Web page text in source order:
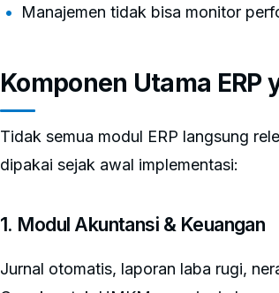
Manajemen tidak bisa monitor
Komponen Utama
Tidak semua modul ERP langsung
dipakai sejak awal implementasi:
1. Modul Akuntansi & Keuangan
Jurnal otomatis, laporan laba rugi,